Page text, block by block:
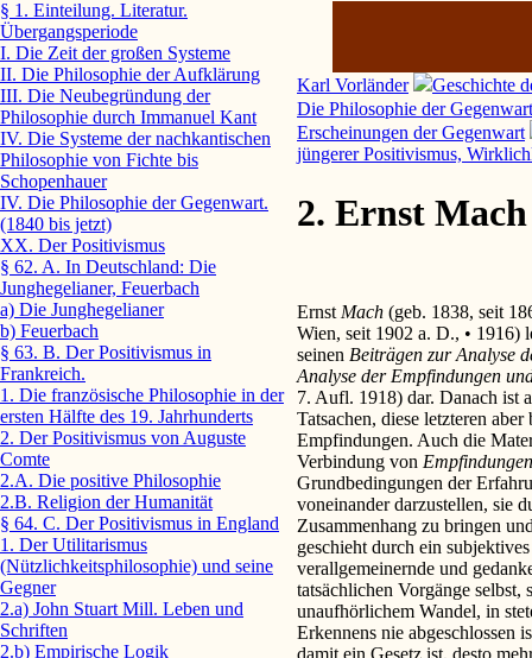
Karl Vorländer
Geschichte
Die Philosophie der
Erscheinungen der Gegenwart
jüngerer Positivismus,
2. Ernst Mach
Ernst Mach (geb. 1838, seit
Wien, seit 1902 a. D., • 1916)
seinen Beiträgen zur Analyse
Analyse der Empfindungen
7. Aufl. 1918) dar. Danach ist
Tatsachen, diese letzteren
Empfindungen. Auch die
Verbindung von Empfindungen
Grundbedingungen der
voneinander darzustellen, sie
Zusammenhang zu bringen
geschieht durch ein
verallgemeinernde und
tatsächlichen Vorgänge
unaufhörlichem Wandel, in
Erkennens nie abgeschlossen
damit ein Gesetz ist, desto
§ 1. Einteilung. Literatur.
Übergangsperiode
I. Die Zeit der großen Systeme
II. Die Philosophie der Aufklärung
III. Die Neubegründung der
Philosophie durch Immanuel Kant
IV. Die Systeme der nachkantischen
Philosophie von Fichte bis
Schopenhauer
IV. Die Philosophie der Gegenwart.
(1840 bis jetzt)
XX. Der Positivismus
§ 62. A. In Deutschland: Die
Junghegelianer, Feuerbach
a) Die Junghegelianer
b) Feuerbach
§ 63. B. Der Positivismus in
Frankreich.
1. Die französische Philosophie in der
ersten Hälfte des 19. Jahrhunderts
2. Der Positivismus von Auguste
Comte
2.A. Die positive Philosophie
2.B. Religion der Humanität
§ 64. C. Der Positivismus in England
1. Der Utilitarismus
(Nützlichkeitsphilosophie) und seine
Gegner
2.a) John Stuart Mill. Leben und
Schriften
2.b) Empirische Logik